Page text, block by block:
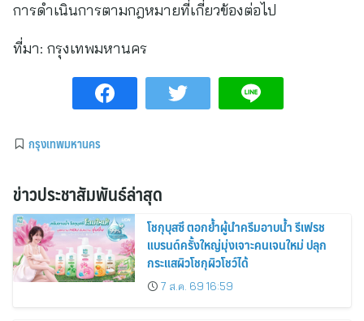
การดำเนินการตามกฎหมายที่เกี่ยวข้องต่อไป
ที่มา: กรุงเทพมหานคร
กรุงเทพมหานคร
ข่าวประชาสัมพันธ์ล่าสุด
โชกุบุสซึ ตอกย้ำผู้นำครีมอาบน้ำ รีเฟรช
แบรนด์ครั้งใหญ่มุ่งเจาะคนเจนใหม่ ปลุก
กระแสผิวโชกุผิวโชว์ได้
7 ส.ค. 69 16:59